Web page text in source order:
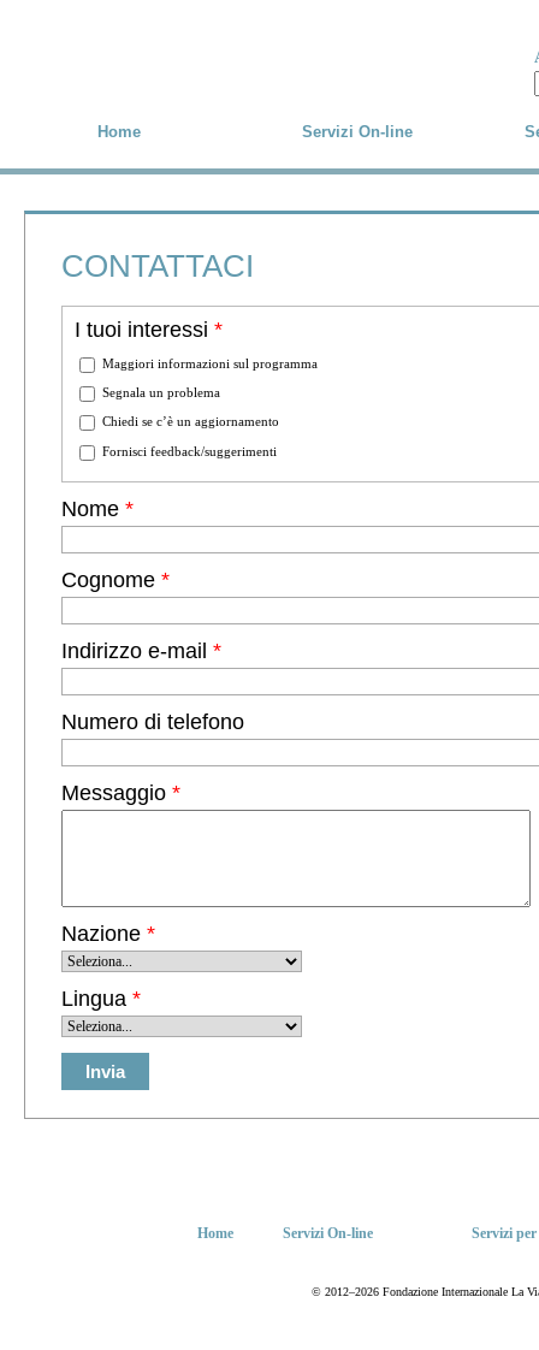
Home Servizi On-line
CONTATTACI
I tuoi interessi *
Maggiori informazioni sul programma
Segnala un problema
Chiedi se c’è un aggiornamento
Fornisci feedback/suggerimenti
Nome *
Cognome *
Indirizzo e-mail *
Numero di telefono
Messaggio *
Nazione *
Lingua *
Home Servizi On-line Servizi
© 2012–2026 Fondazione Internazionale La